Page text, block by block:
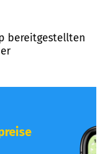
bereitgestellten